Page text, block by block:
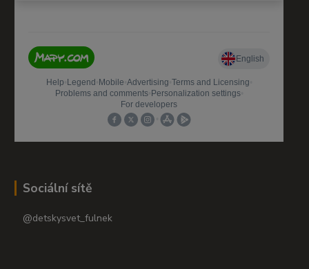
Sociální sítě
@detskysvet_fulnek